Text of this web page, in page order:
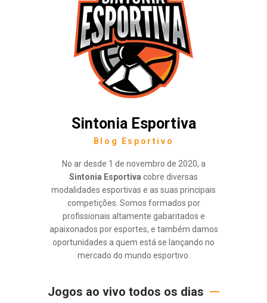
Sintonia Esportiva
Blog Esportivo
No ar desde 1 de novembro de 2020, a
Sintonia Esportiva cobre diversas
modalidades esportivas e as suas principais
competições. Somos formados por
profissionais altamente gabaritados e
apaixonados por esportes, e também damos
oportunidades a quem está se lançando no
mercado do mundo esportivo.
Jogos ao vivo todos os dias